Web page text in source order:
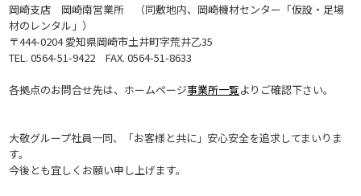
岡崎支店 岡崎南営業所 （同敷地内、岡崎機材センター「仮設・足場
材のレンタル」）
〒444-0204 愛知県岡崎市土井町字荒井乙35
TEL. 0564-51-9422 FAX. 0564-51-8633
各拠点のお問合せ先は、ホームページ事業所一覧よりご確認下さい。
大敬グループ社員一同、「お客様と共に」安心安全を追求してまいりま
す。
今後とも宜しくお願い申し上げます。